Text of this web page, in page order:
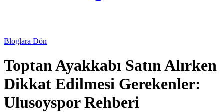
Bloglara Dön
Toptan Ayakkabı Satın Alırken
Dikkat Edilmesi Gerekenler:
Ulusoyspor Rehberi